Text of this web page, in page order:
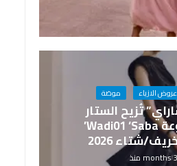
عروض الازياء موضة
تُزيح الستار
عن مجموعة Wadi01 ‘Saba’
شتاء 2026
3 months منذ